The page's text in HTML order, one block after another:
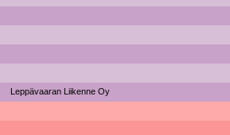
Leppävaaran Liikenne Oy